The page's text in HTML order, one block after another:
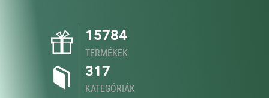
15784
TERMÉKEK
317
KATEGÓRIÁK